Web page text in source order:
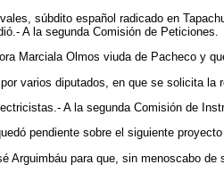
súbdito español radicado en
A la segunda Comisión de Peticiones.
Marciala Olmos viuda de Pacheco y
varios diputados, en que se solicita la
A la segunda Comisión de
pendiente sobre el siguiente
para que, sin menoscabo